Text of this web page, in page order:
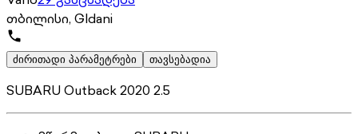
თბილისი, Gldani
ძირითადი პარამეტრები თავსებადია
SUBARU Outback 2020 2.5